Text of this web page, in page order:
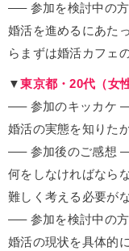
—– 参加を検討中の
婚活を進めるにあた
らまずは婚活カフェ
▼東京都・20代（女性
—– 参加のキッカケ
婚活の実態を知りた
—– 参加後のご感想
何をしなければなら
難しく考える必要が
—– 参加を検討中の
婚活の現状を具体的